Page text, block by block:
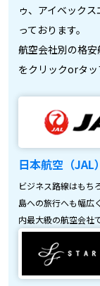
ゥ、アイベック
っております。
航空会社別の格
をクリックorタッ
日本航空（JAL）
ビジネス路線はもち
島への旅行へも幅広
内最大級の航空会社で